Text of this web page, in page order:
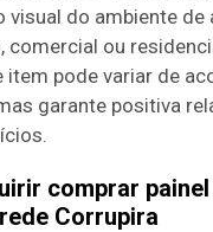
visual do ambiente de
comercial ou
item pode variar de
garante positiva
comprar
Corrupira